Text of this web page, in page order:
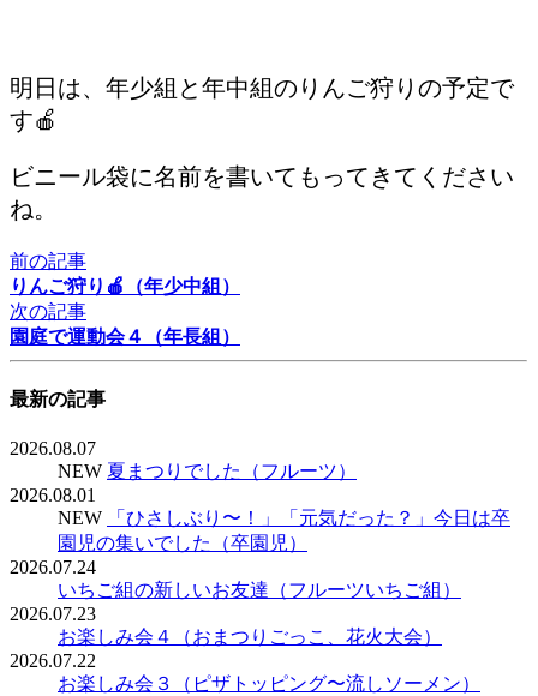
明日は、年少組と年中組のりんご狩りの予定で
す🍎
ビニール袋に名前を書いてもってきてください
ね。
前の記事
りんご狩り🍎（年少中組）
次の記事
園庭で運動会４（年長組）
最新の記事
2026.08.07
NEW 夏まつりでした（フルーツ）
2026.08.01
NEW
「ひさしぶり〜！」「元気だった？」今日は卒
園児の集いでした（卒園児）
2026.07.24
いちご組の新しいお友達（フルーツいちご組）
2026.07.23
お楽しみ会４（おまつりごっこ、花火大会）
2026.07.22
お楽しみ会３（ピザトッピング〜流しソーメン）